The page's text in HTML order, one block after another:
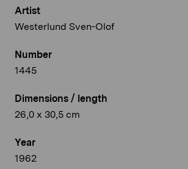
Artist
Westerlund Sven-Olof
Number
1445
Dimensions / length
26,0 x 30,5 cm
Year
1962